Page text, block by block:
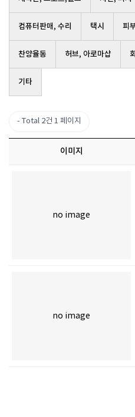
컴퓨터판매, 수리 택시 피
찬양율동 허브, 아로마샵
기타
Total 2건 1 페이지
이미지
no image
no image